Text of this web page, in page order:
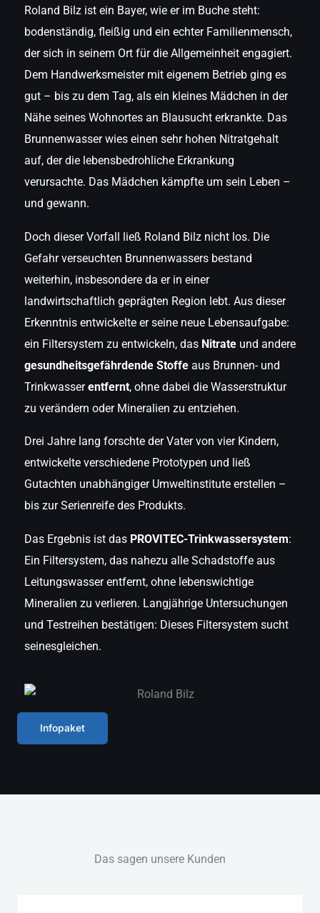
Roland Bilz ist ein Bayer, wie er im Buche steht:
bodenständig, fleißig und ein echter Familienmensch,
der sich in seinem Ort für die Allgemeinheit engagiert.
Dem Handwerksmeister mit eigenem Betrieb ging es
gut – bis zu dem Tag, als ein kleines Mädchen in der
Nähe seines Wohnortes an Blausucht erkrankte. Das
Brunnenwasser wies einen sehr hohen Nitratgehalt
auf, der die lebensbedrohliche Erkrankung
verursachte. Das Mädchen kämpfte um sein Leben –
und gewann.
Doch dieser Vorfall ließ Roland Bilz nicht los. Die
Gefahr verseuchten Brunnenwassers bestand
weiterhin, insbesondere da er in einer
landwirtschaftlich geprägten Region lebt. Aus dieser
Erkenntnis entwickelte er seine neue Lebensaufgabe:
ein Filtersystem zu entwickeln, das Nitrate und andere
gesundheitsgefährdende Stoffe aus Brunnen- und
Trinkwasserentfernt, ohne dabei die Wasserstruktur
zu verändern oder Mineralien zu entziehen.
Drei Jahre lang forschte der Vater von vier Kindern,
entwickelte verschiedene Prototypen und ließ
Gutachten unabhängiger Umweltinstitute erstellen –
bis zur Serienreife des Produkts.
Das Ergebnis ist das PROVITEC-Trinkwassersystem:
Ein Filtersystem, das nahezu alle Schadstoffe aus
Leitungswasser entfernt, ohne lebenswichtige
Mineralien zu verlieren. Langjährige Untersuchungen
und Testreihen bestätigen: Dieses Filtersystem sucht
seinesgleichen.
Infopaket
Das sagen unsere Kunden